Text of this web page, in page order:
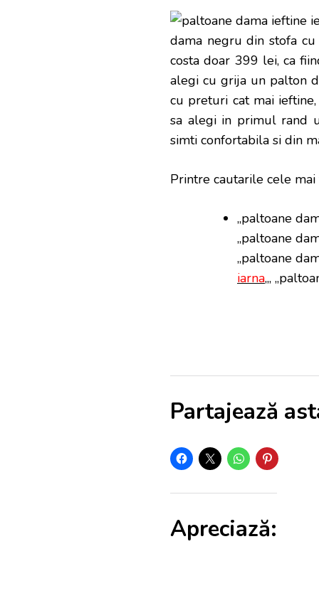
dama negru din stofa
costa doar 399 lei, ca
alegi cu grija un palton
cu preturi cat mai
sa alegi in primul rand
simti confortabila si din
Printre cautarile cele mai
„paltoane
„paltoane
„paltoane
iarna„,
Partajează
Apreciază: